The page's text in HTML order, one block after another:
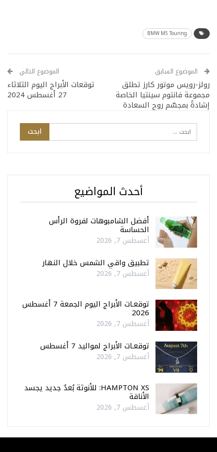
BMW M5 Touring
الموضوع السابق
رولز-رويس موتور كارز تطلق
مجموعة فانتوم سينتيا الخاصة
إشادةً بمجسّم روح السعادة
الموضوع التالي
توقعات الأبراج اليوم الثلاثاء
27 أغسطس 2024
أحدث المواضيع
أفضل الشامبوهات لفروة الرأس
الحساسة
أغسطس 7, 2026
تطبيق واقي الشمس خلال النهار
أغسطس 7, 2026
توقعـات الأبراج اليوم الجمعة 7 أغسطس
2026
أغسطس 7, 2026
توقعـات الأبراج لمواليد 7 أغسطس
أغسطس 7, 2026
HAMPTON XS: للأنوثة بُعدٌ جديد يجسد
الأناقة
أغسطس 7, 2026